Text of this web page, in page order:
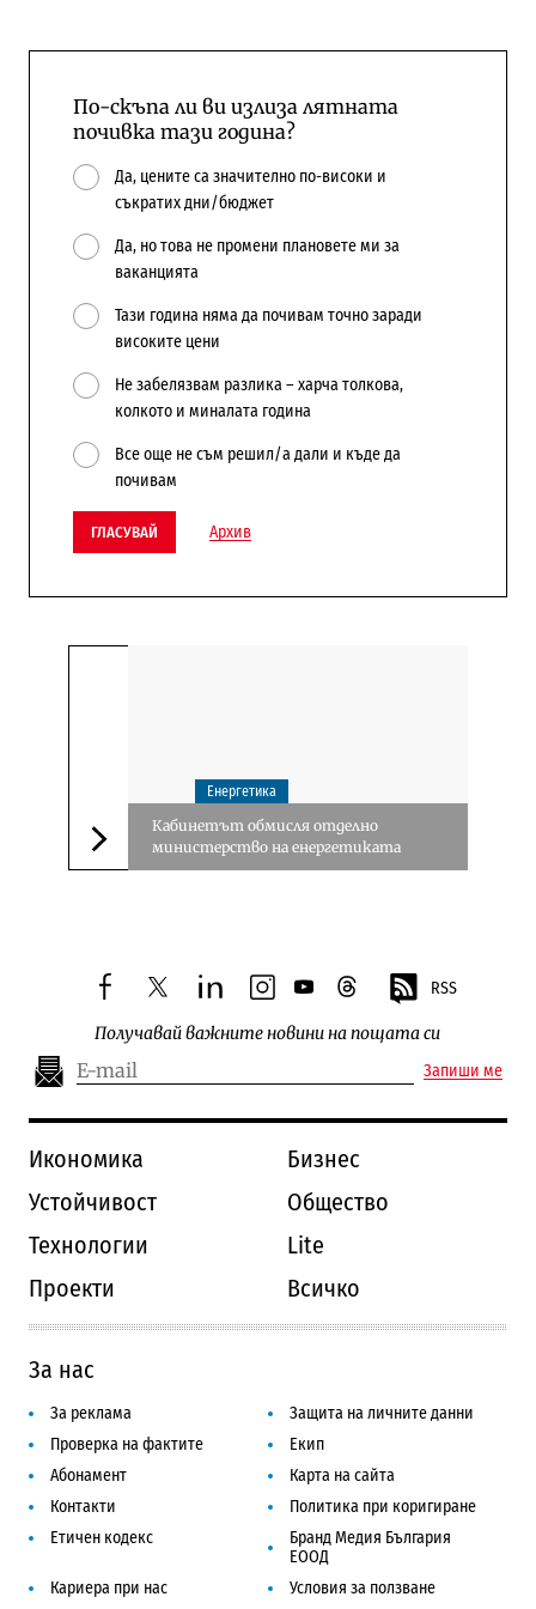
По-скъпа ли ви излиза лятната
почивка тази година?
Да, цените са значително по-високи и
съкратих дни/бюджет
Да, но това не промени плановете ми за
ваканцията
Тази година няма да почивам точно заради
високите цени
Не забелязвам разлика – харча толкова,
колкото и миналата година
Все още не съм решил/а дали и къде да
почивам
ГЛАСУВАЙ Архив
Следваща новина
Енергетика
Кабинетът обмисля отделно
министерство на енергетиката
facebooktwitterlinkedininstagram
youtubethreads RSS
Получавай важните новини на пощата си
Запиши ме
Икономика
Бизнес
Устойчивост
Общество
Технологии
Lite
Проекти
Всичко
За нас
За реклама
Защита на личните данни
Проверка на фактите
Екип
Абонамент
Карта на сайта
Контакти
Политика при коригиране
Етичен кодекс
Бранд Медия България
ЕООД
Кариера при нас
Условия за ползване